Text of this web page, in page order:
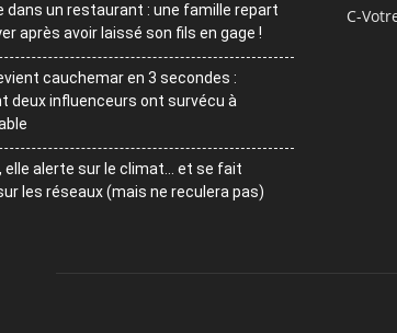
dans un restaurant : une famille repart
après avoir laissé son fils en gage !
cauchemar en 3 secondes :
deux influenceurs ont survécu à
elle alerte sur le climat… et se fait
les réseaux (mais ne reculera pas)
C-